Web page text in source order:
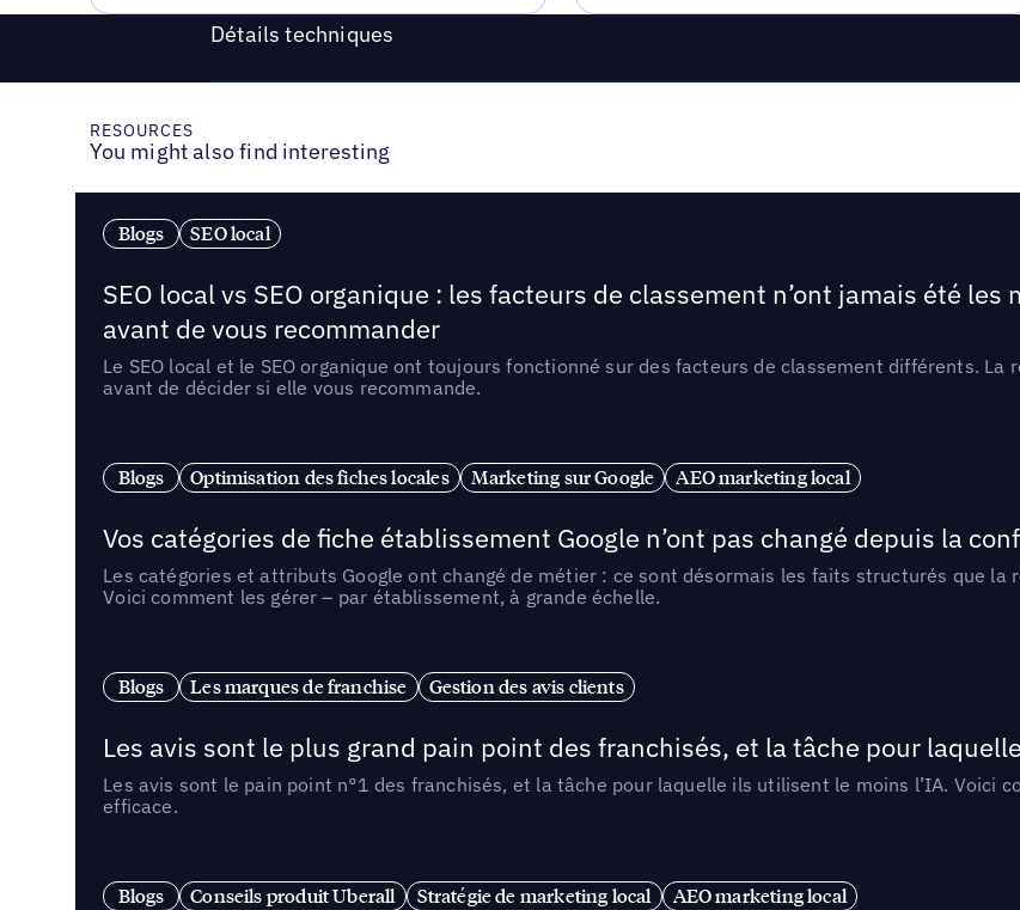
Détails techniques
RESOURCES
You might also find interesting
Blogs SEO local
SEO local vs SEO organique : les facteurs de classement n’ont jamais été
avant de vous recommander
Le SEO local et le SEO organique ont toujours fonctionné sur des facteurs de classement différents.
avant de décider si elle vous recommande.
Blogs Optimisation des fiches locales Marketing sur Google AEO marketing local
Vos catégories de fiche établissement Google n’ont pas changé depuis la
Les catégories et attributs Google ont changé de métier : ce sont désormais les faits structurés que la
Voici comment les gérer – par établissement, à grande échelle.
Blogs Les marques de franchise Gestion des avis clients
Les avis sont le plus grand pain point des franchisés, et la tâche pour
Les avis sont le pain point n°1 des franchisés, et la tâche pour laquelle ils utilisent le moins l’IA. Voici
efficace.
Blogs Conseils produit Uberall Stratégie de marketing local AEO marketing local